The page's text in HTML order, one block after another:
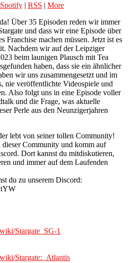
Spotify | RSS | More
Über 35 Episoden reden wir immer
und dass wir eine Episode über
Franchise machen müssen. Jetzt ist es
Nachdem wir auf der Leipziger
beim launigen Plausch mit Tea
haben, dass sie ein ähnlicher
wir uns zusammengesetzt und im
nie veröffentlichte Videospiele und
Also folgt uns in eine Episode voller
und die Frage, was aktuelle
Perle aus den Neunzigerjahren
lebt von seiner tollen Community!
dieser Community und komm auf
Dort kannst du mitdiskutieren,
und immer auf dem Laufenden
du zu unserem Discord:
Stargate_SG-1
Stargate:_Atlantis